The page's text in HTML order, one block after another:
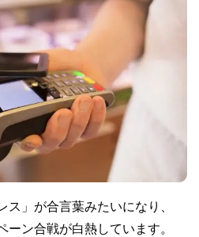
ス」が合言葉みたいになり、
ーン合戦が白熱しています。